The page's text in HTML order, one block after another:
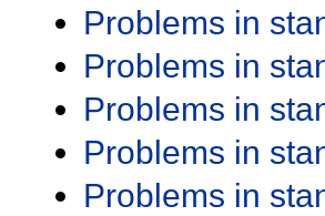
Problems in
Problems in
Problems in
Problems in
Problems in